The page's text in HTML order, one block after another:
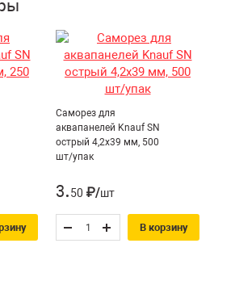
Саморез для
аквапанелей Knauf SN
острый 4,2х39 мм, 500
шт/упак
3.50 ₽/шт
В корзину